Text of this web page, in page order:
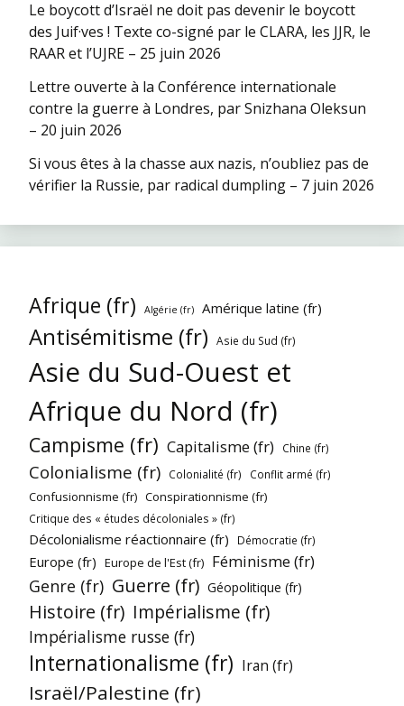
Le boycott d’Israël ne doit pas devenir le boycott
des Juif·ves ! Texte co-signé par le CLARA, les JJR, le
RAAR et l’UJRE – 25 juin 2026
Lettre ouverte à la Conférence internationale
contre la guerre à Londres, par Snizhana Oleksun
– 20 juin 2026
Si vous êtes à la chasse aux nazis, n’oubliez pas de
vérifier la Russie, par radical dumpling – 7 juin 2026
Afrique (fr) Algérie (fr) Amérique latine (fr)
Antisémitisme (fr) Asie du Sud (fr)
Asie du Sud-Ouest et
Afrique du Nord (fr)
Campisme (fr) Capitalisme (fr) Chine (fr)
Colonialisme (fr) Colonialité (fr) Conflit armé (fr)
Confusionnisme (fr) Conspirationnisme (fr)
Critique des « études décoloniales » (fr)
Décolonialisme réactionnaire (fr) Démocratie (fr)
Europe (fr) Europe de l'Est (fr) Féminisme (fr)
Genre (fr) Guerre (fr) Géopolitique (fr)
Histoire (fr) Impérialisme (fr)
Impérialisme russe (fr)
Internationalisme (fr) Iran (fr)
Israël/Palestine (fr)